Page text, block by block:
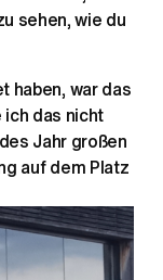
sehen, wie du
haben, war das
ich das nicht
Jahr großen
auf dem Platz